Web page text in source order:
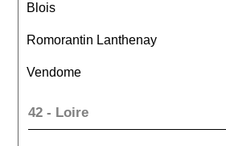
Blois
Romorantin Lanthenay
Vendome
42 - Loire